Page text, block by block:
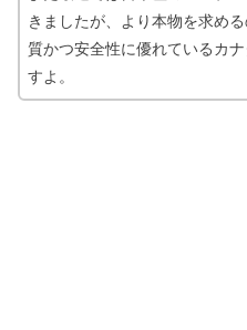
きましたが、より本物を求め
質かつ安全性に優れているカ
すよ。